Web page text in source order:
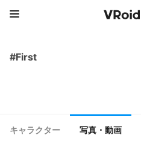
#First
キャラクター 写真・動画